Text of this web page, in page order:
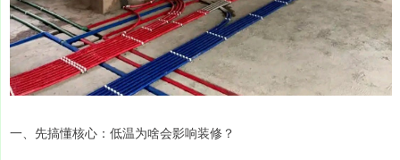
一、先搞懂核心：低温为啥会影响装修？